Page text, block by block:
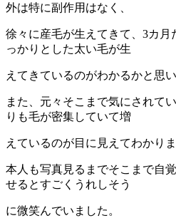
外は特に副作用はなく、
徐々に産毛が生えてきて、3カ月
っかりとした太い毛が生
えてきているのがわかるかと思い
また、元々そこまで気にされて
りも毛が密集していて増
えているのが目に見えてわかりま
本人も写真見るまでそこまで自
せるとすごくうれしそう
に微笑んでいました。